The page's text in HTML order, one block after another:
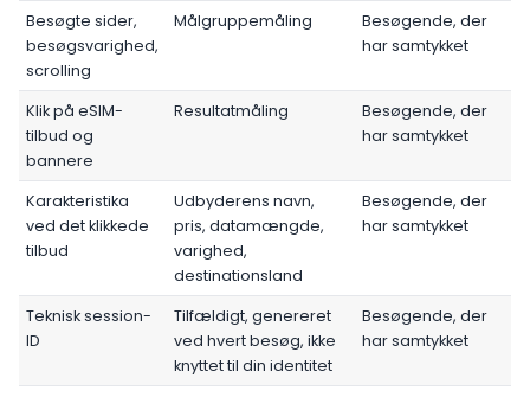
Besøgte sider,
besøgsvarighed,
scrolling
Målgruppemåling
Besøgende, der
har samtykket
Klik på eSIM-
tilbud og
bannere
Resultatmåling
Besøgende, der
har samtykket
Karakteristika
ved det klikkede
tilbud
Udbyderens navn,
pris, datamængde,
varighed,
destinationsland
Besøgende, der
har samtykket
Teknisk session-
ID
Tilfældigt, genereret
ved hvert besøg, ikke
knyttet til din identitet
Besøgende, der
har samtykket